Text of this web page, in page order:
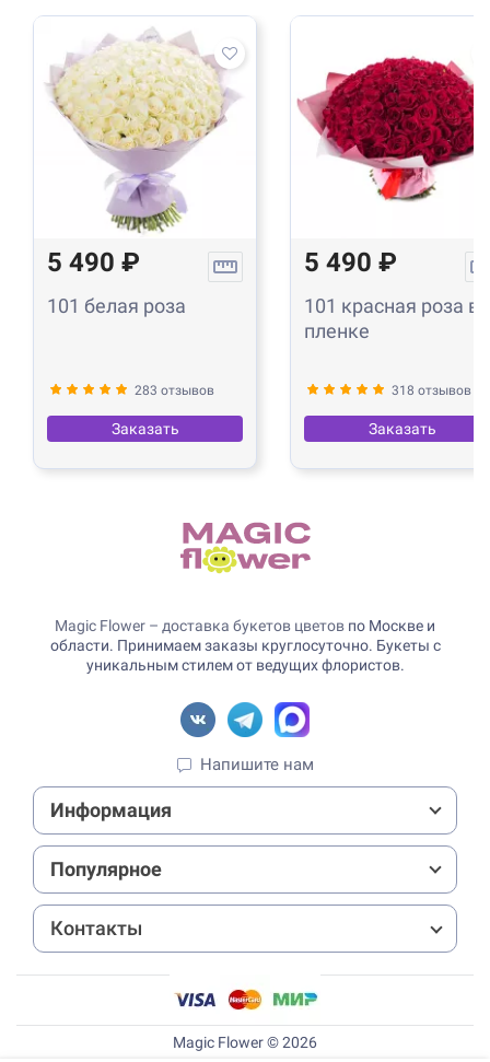
5 490 ₽
101 белая роза
283 отзывов
Заказать
5 490 ₽
101 красная роза в
пленке
318 отзывов
Заказать
Magic Flower – доставка букетов цветов по Москве и
области. Принимаем заказы круглосуточно. Букеты с
уникальным стилем от ведущих флористов.
Напишите нам
Информация
Популярное
Контакты
Magic Flower © 2026